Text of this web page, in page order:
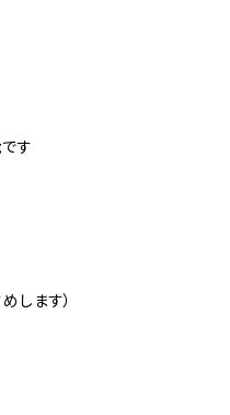
す
します）